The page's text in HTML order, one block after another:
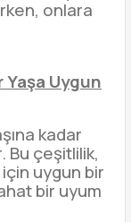
onlara
Uygun
kadar
Bu çeşitlilik,
uygun bir
bir uyum